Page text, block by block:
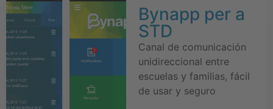
Bynapp per a
STD
Canal de comunicación
unidireccional entre
escuelas y familias, fácil
de usar y seguro